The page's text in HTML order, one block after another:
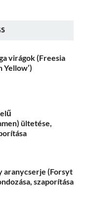
virágok (Freesia
Yellow’)
ültetése,
aranycserje (Forsyt
szaporítása